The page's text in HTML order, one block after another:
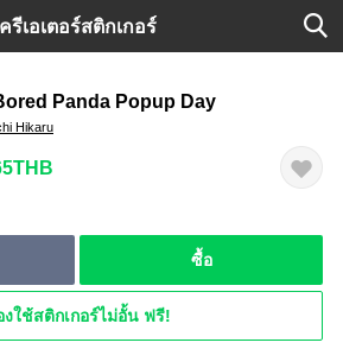
ครีเอเตอร์สติกเกอร์
Panda Popup Day
Hikaru
ซื้อ
งใช้สติกเกอร์ไม่อั้น ฟรี!